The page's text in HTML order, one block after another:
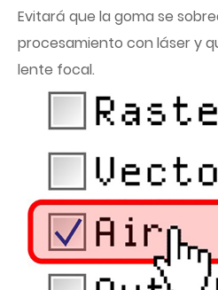
Evitará que la goma se
procesamiento con láser y
lente focal.